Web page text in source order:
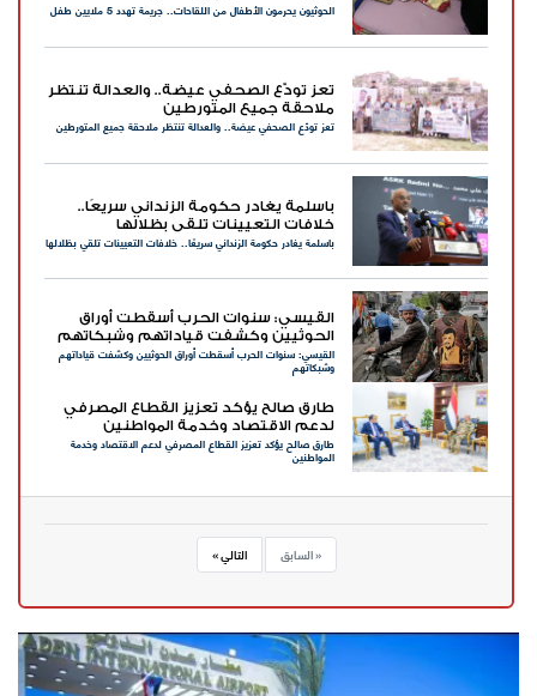
الحوثيون يحرمون الأطفال من اللقاحات.. جريمة تهدد 5 ملايين طفل
تعز تودّع الصحفي عيضة.. والعدالة تنتظر
ملاحقة جميع المتورطين
تعز تودّع الصحفي عيضة.. والعدالة تنتظر ملاحقة جميع المتورطين
باسلمة يغادر حكومة الزنداني سريعًا..
خلافات التعيينات تلقي بظلالها
باسلمة يغادر حكومة الزنداني سريعًا.. خلافات التعيينات تلقي بظلالها
القيسي: سنوات الحرب أسقطت أوراق
الحوثيين وكشفت قياداتهم وشبكاتهم
القيسي: سنوات الحرب أسقطت أوراق الحوثيين وكشفت قياداتهم
وشبكاتهم
طارق صالح يؤكد تعزيز القطاع المصرفي
لدعم الاقتصاد وخدمة المواطنين
طارق صالح يؤكد تعزيز القطاع المصرفي لدعم الاقتصاد وخدمة
المواطنين
« السابق التالي »